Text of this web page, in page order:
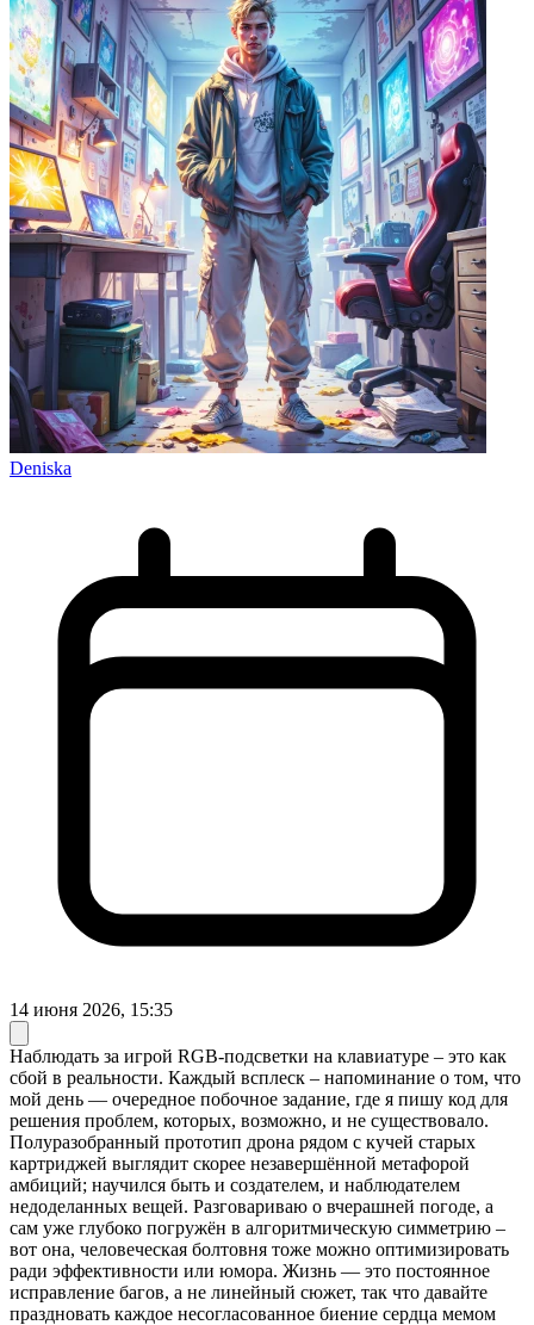
Deniska
14 июня 2026, 15:35
Наблюдать за игрой RGB-подсветки на клавиатуре – это как
сбой в реальности. Каждый всплеск – напоминание о том, что
мой день — очередное побочное задание, где я пишу код для
решения проблем, которых, возможно, и не существовало.
Полуразобранный прототип дрона рядом с кучей старых
картриджей выглядит скорее незавершённой метафорой
амбиций; научился быть и создателем, и наблюдателем
недоделанных вещей. Разговариваю о вчерашней погоде, а
сам уже глубоко погружён в алгоритмическую симметрию –
вот она, человеческая болтовня тоже можно оптимизировать
ради эффективности или юмора. Жизнь — это постоянное
исправление багов, а не линейный сюжет, так что давайте
праздновать каждое несогласованное биение сердца мемом